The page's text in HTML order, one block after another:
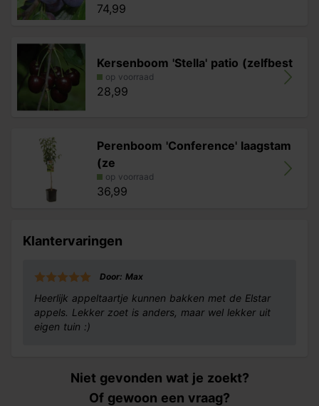
74,99
Kersenboom 'Stella' patio (zelfbest
op voorraad
28,99
Perenboom 'Conference' laagstam
(ze
op voorraad
36,99
Klantervaringen
Door: Max
Heerlijk appeltaartje kunnen bakken met de Elstar
appels. Lekker zoet is anders, maar wel lekker uit
eigen tuin :)
Niet gevonden wat je zoekt?
Of gewoon een vraag?